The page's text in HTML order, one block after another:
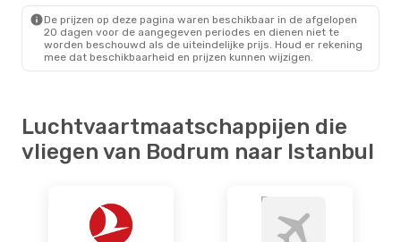
De prijzen op deze pagina waren beschikbaar in de afgelopen
20 dagen voor de aangegeven periodes en dienen niet te
worden beschouwd als de uiteindelijke prijs. Houd er rekening
mee dat beschikbaarheid en prijzen kunnen wijzigen.
Luchtvaartmaatschappijen die
vliegen van Bodrum naar Istanbul